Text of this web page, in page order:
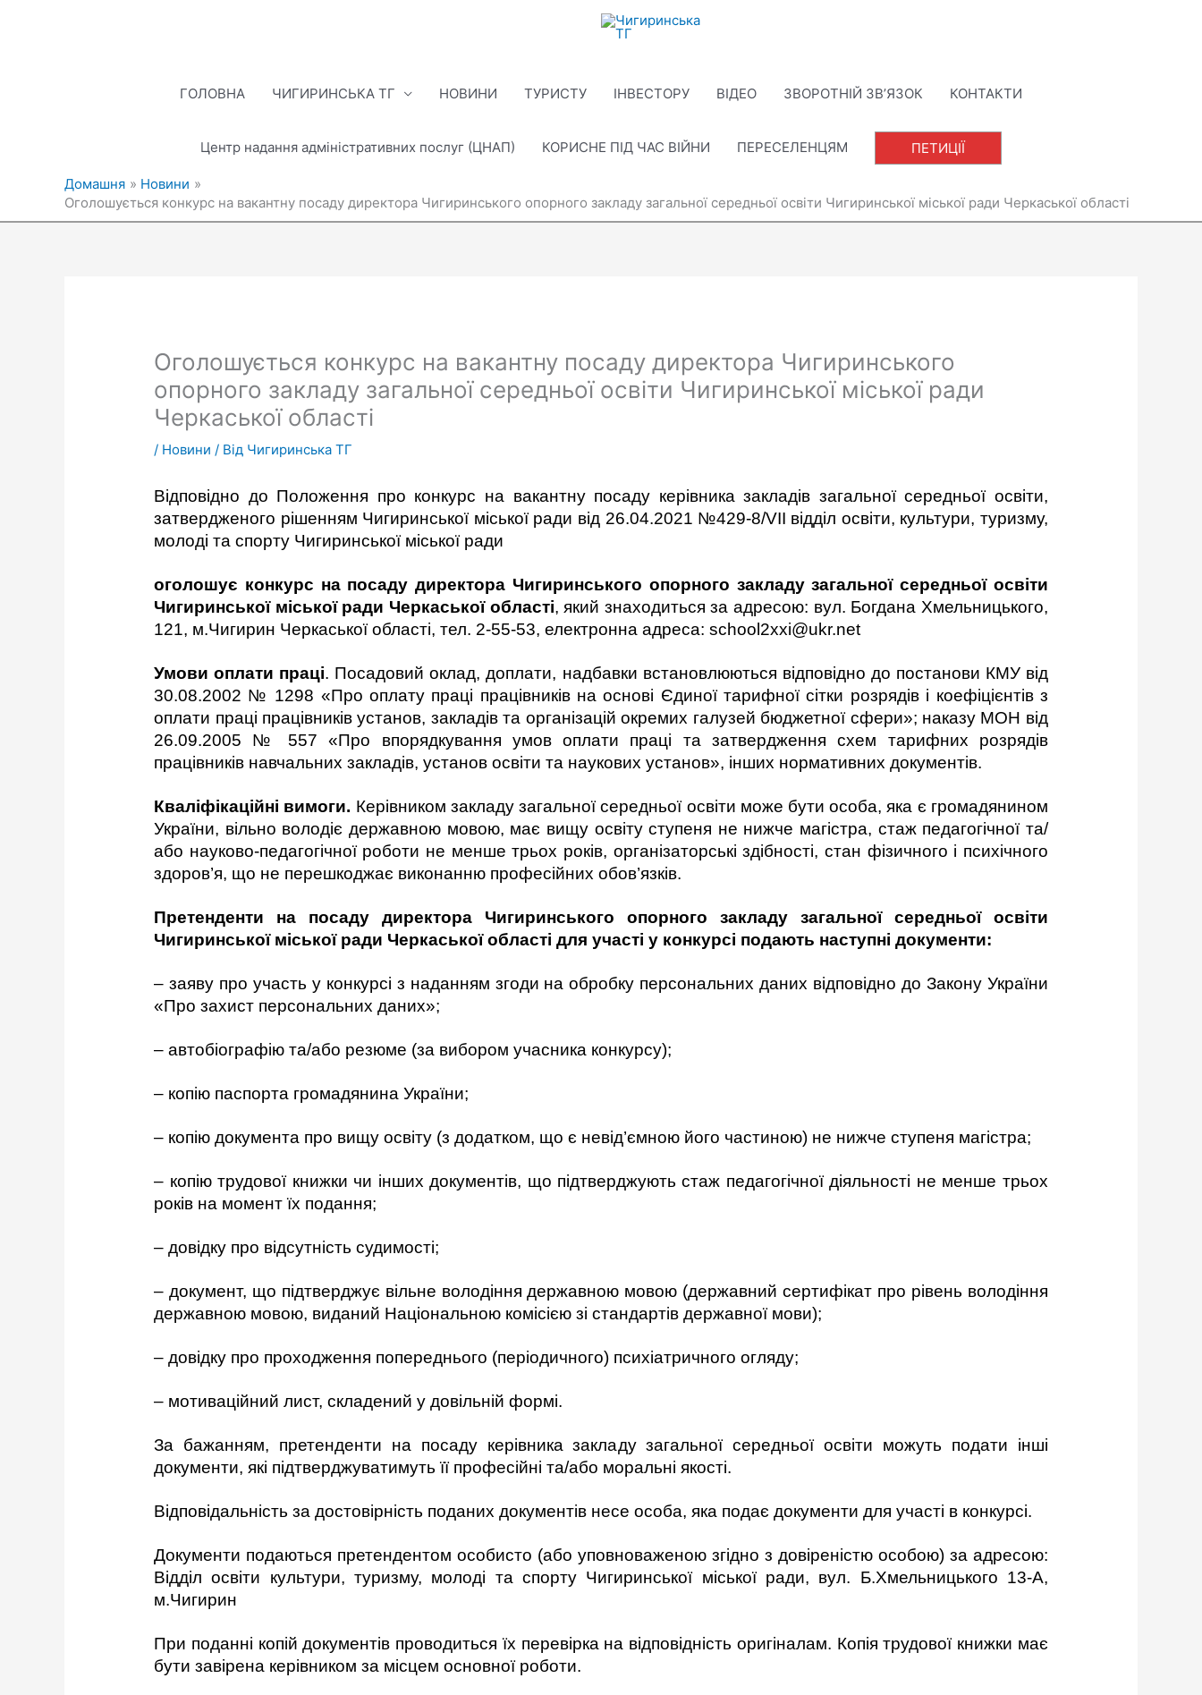
ГОЛОВНА ЧИГИРИНСЬКА ТГ НОВИНИ ТУРИСТУ ІНВЕСТОРУ ВІДЕО ЗВОРОТНІЙ ЗВ’ЯЗОК КОНТАКТИ
Центр надання адміністративних послуг (ЦНАП) КОРИСНЕ ПІД ЧАС ВІЙНИ ПЕРЕСЕЛЕНЦЯМ ПЕТИЦІЇ
Домашня
Новини
Оголошується конкурс на вакантну посаду директора Чигиринського опорного закладу загальної середньої освіти Чигиринської міської ради Черкаської області
Оголошується конкурс на вакантну посаду директора Чигиринського
опорного закладу загальної середньої освіти Чигиринської міської ради
Черкаської області
/ Новини / Від Чигиринська ТГ
Відповідно до Положення про конкурс на вакантну посаду керівника закладів загальної середньої освіти,
затвердженого рішенням Чигиринської міської ради від 26.04.2021 №429-8/VІІ відділ освіти, культури, туризму,
молоді та спорту Чигиринської міської ради
оголошує конкурс на посаду директора Чигиринського опорного закладу загальної середньої освіти
Чигиринської міської ради Черкаської області, який знаходиться за адресою: вул. Богдана Хмельницького,
121, м.Чигирин Черкаської області, тел. 2-55-53, електронна адреса: school2xxi@ukr.net
Умови оплати праці. Посадовий оклад, доплати, надбавки встановлюються відповідно до постанови КМУ від
30.08.2002 № 1298 «Про оплату праці працівників на основі Єдиної тарифної сітки розрядів і коефіцієнтів з
оплати праці працівників установ, закладів та організацій окремих галузей бюджетної сфери»; наказу МОН від
26.09.2005 № 557 «Про впорядкування умов оплати праці та затвердження схем тарифних розрядів
працівників навчальних закладів, установ освіти та наукових установ», інших нормативних документів.
Кваліфікаційні вимоги. Керівником закладу загальної середньої освіти може бути особа, яка є громадянином
України, вільно володіє державною мовою, має вищу освіту ступеня не нижче магістра, стаж педагогічної та/
або науково-педагогічної роботи не менше трьох років, організаторські здібності, стан фізичного і психічного
здоров’я, що не перешкоджає виконанню професійних обов’язків.
Претенденти на посадудиректора
Чигиринського опорного закладу загальної середньої освіти
Чигиринської міської ради Черкаської області для участі у конкурсі подають наступні документи:
– заяву про участь у конкурсі з наданням згоди на обробку персональних даних відповідно до Закону України
«Про захист персональних даних»;
– автобіографію та/або резюме (за вибором учасника конкурсу);
– копію паспорта громадянина України;
– копію документа про вищу освіту (з додатком, що є невід’ємною його частиною) не нижче ступеня магістра;
– копію трудової книжки чи інших документів, що підтверджують стаж педагогічної діяльності не менше трьох
років на момент їх подання;
– довідку про відсутність судимості;
– документ, що підтверджує вільне володіння державною мовою (державний сертифікат про рівень володіння
державною мовою, виданий Національною комісією зі стандартів державної мови);
– довідку про проходження попереднього (періодичного) психіатричного огляду;
– мотиваційний лист, складений у довільній формі.
За бажанням, претенденти на посаду керівника закладу загальної середньої освіти можуть подати інші
документи, які підтверджуватимуть її професійні та/або моральні якості.
Відповідальність за достовірність поданих документів несе особа, яка подає документи для участі в конкурсі.
Документи подаються претендентом особисто (або уповноваженою згідно з довіреністю особою) за адресою:
Відділ освіти культури, туризму, молоді та спорту Чигиринської міської ради, вул. Б.Хмельницького 13-А,
м.Чигирин
При поданні копій документів проводиться їх перевірка на відповідність оригіналам. Копія трудової книжки має
бути завірена керівником за місцем основної роботи.